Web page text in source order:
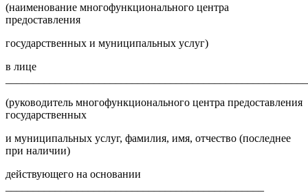
(наименование многофункционального центра
предоставления
государственных и муниципальных услуг)
в лице
(руководитель многофункционального центра предоставления
государственных
и муниципальных услуг, фамилия, имя, отчество (последнее
при наличии)
действующего на основании